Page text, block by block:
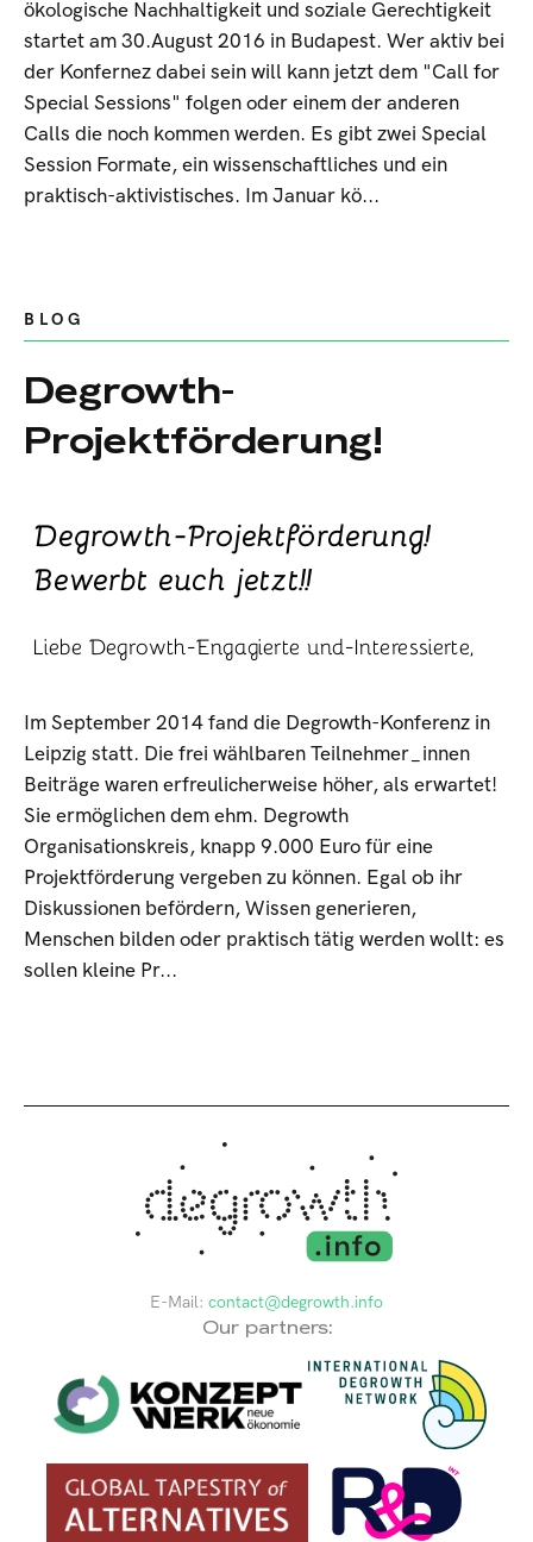
ökologische Nachhaltigkeit und soziale Gerechtigkeit
startet am 30.August 2016 in Budapest. Wer aktiv bei
der Konfernez dabei sein will kann jetzt dem "Call for
Special Sessions" folgen oder einem der anderen
Calls die noch kommen werden. Es gibt zwei Special
Session Formate, ein wissenschaftliches und ein
praktisch-aktivistisches. Im Januar kö...
BLOG
Degrowth-
Projektförderung!
Im September 2014 fand die Degrowth-Konferenz in
Leipzig statt. Die frei wählbaren Teilnehmer_innen
Beiträge waren erfreulicherweise höher, als erwartet!
Sie ermöglichen dem ehm. Degrowth
Organisationskreis, knapp 9.000 Euro für eine
Projektförderung vergeben zu können. Egal ob ihr
Diskussionen befördern, Wissen generieren,
Menschen bilden oder praktisch tätig werden wollt: es
sollen kleine Pr...
E-Mail: contact@degrowth.info
Our partners: